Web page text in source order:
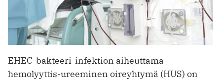
EHEC-bakteeri-infektion aiheuttama
hemolyyttis-ureeminen oireyhtymä (HUS) on